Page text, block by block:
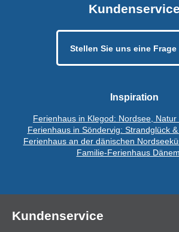
Kundenservice
Stellen Sie uns eine Frage
Inspiration
Ferienhaus in Klegod: Nordsee,
Ferienhaus in Söndervig: Strandglück
Ferienhaus an der dänischen
Familie-Ferienhaus
Kundenservice